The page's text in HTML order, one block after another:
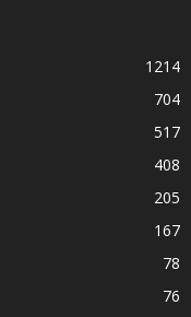
1214
704
517
408
205
167
78
76